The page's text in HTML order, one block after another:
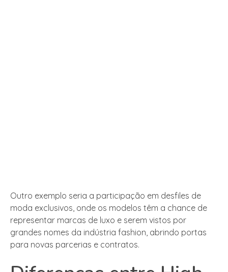
Outro exemplo seria a participação em desfiles de
moda exclusivos, onde os modelos têm a chance de
representar marcas de luxo e serem vistos por
grandes nomes da indústria fashion, abrindo portas
para novas parcerias e contratos.